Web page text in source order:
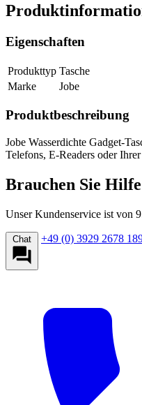
Eigenschaften
Produkttyp Tasche
Marke
Jobe
Produktbeschreibung
Jobe Wasserdichte Gadget-
Telefons, E-Readers oder
Brauchen Sie
Unser Kundenservice ist von
Chat +49 (0) 3929 2678